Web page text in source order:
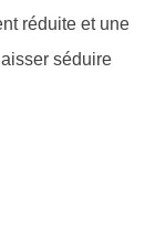
réduite et une
séduire